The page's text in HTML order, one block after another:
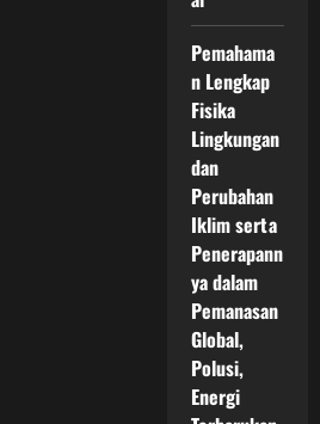
Pemahama
n Lengkap
Fisika
Lingkungan
dan
Perubahan
Iklim serta
Penerapann
ya dalam
Pemanasan
Global,
Polusi,
Energi